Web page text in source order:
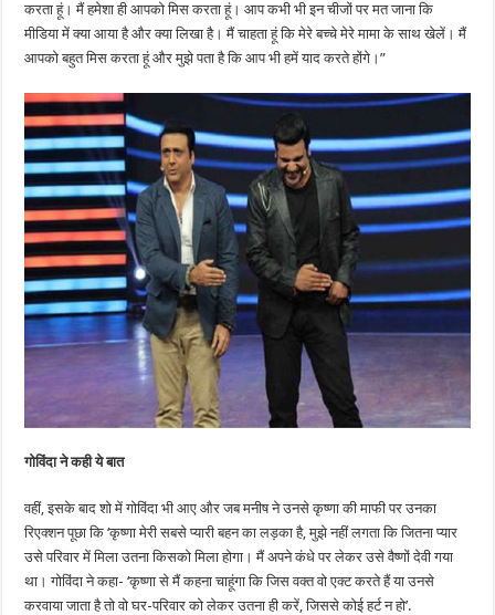
करता हूं। मैं हमेशा ही आपको मिस करता हूं। आप कभी भी इन चीजों पर मत जाना कि
मीडिया में क्या आया है और क्या लिखा है। मैं चाहता हूं कि मेरे बच्चे मेरे मामा के साथ खेलें। मैं
आपको बहुत मिस करता हूं और मुझे पता है कि आप भी हमें याद करते होंगे।”
गोविंदा ने कही ये बात
वहीं, इसके बाद शो में गोविंदा भी आए और जब मनीष ने उनसे कृष्णा की माफी पर उनका
रिएक्शन पूछा कि ‘कृष्णा मेरी सबसे प्यारी बहन का लड़का है, मुझे नहीं लगता कि जितना प्यार
उसे परिवार में मिला उतना किसको मिला होगा। मैं अपने कंधे पर लेकर उसे वैष्णों देवी गया
था। गोविंदा ने कहा- ‘कृष्णा से मैं कहना चाहूंगा कि जिस वक्त वो एक्ट करते हैं या उनसे
करवाया जाता है तो वो घर-परिवार को लेकर उतना ही करें, जिससे कोई हर्ट न हो’.